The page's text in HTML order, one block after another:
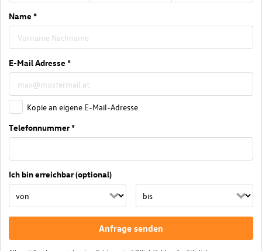
Name *
E-Mail Adresse *
Kopie an eigene E-Mail-Adresse
Telefonnummer *
Ich bin erreichbar (optional)
Anfrage senden